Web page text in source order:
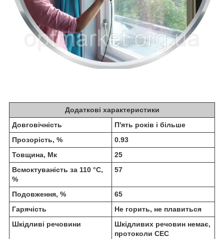
Додаткові характеристики
Довговічність
П'ять років і більше
Прозорість, %
0.93
Товщина, Мк
25
Всмоктуваність за 110 °C,
%
57
Подовження, %
65
Гарячість
Не горить, не плавиться
Шкідливі речовини
Шкідливих речовин немає,
протоколи СЕС